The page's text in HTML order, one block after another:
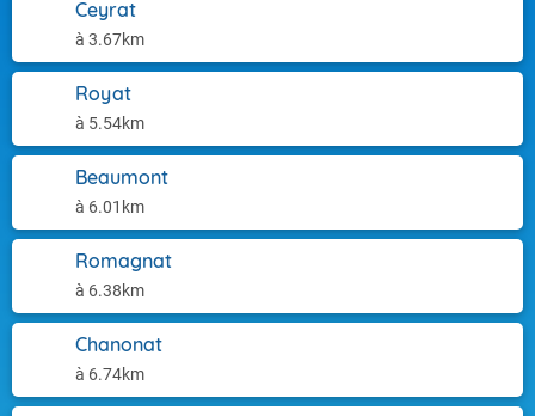
Ceyrat
à 3.67km
Royat
à 5.54km
Beaumont
à 6.01km
Romagnat
à 6.38km
Chanonat
à 6.74km